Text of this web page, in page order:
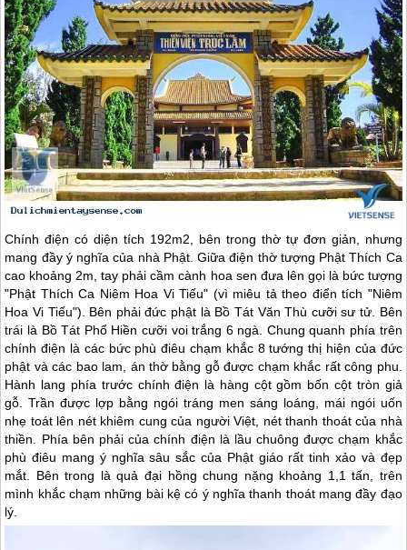
Chính điện có diện tích 192m2, bên trong thờ tự đơn giản, nhưng
mang đầy ý nghĩa của nhà Phật. Giữa điện thờ tượng Phật Thích Ca
cao khoảng 2m, tay phải cầm cành hoa sen đưa lên gọi là bức tượng
"Phật Thích Ca Niêm Hoa Vi Tiếu" (vì miêu tả theo điển tích "Niêm
Hoa Vi Tiếu"). Bên phải đức phật là Bồ Tát Văn Thù cưỡi sư tử. Bên
trái là Bồ Tát Phổ Hiền cưỡi voi trắng 6 ngà. Chung quanh phía trên
chính điện là các bức phù điêu chạm khắc 8 tướng thị hiện của đức
phật và các bao lam, án thờ bằng gỗ được chạm khắc rất công phu.
Hành lang phía trước chính điện là hàng cột gồm bốn cột tròn giả
gỗ. Trần được lợp bằng ngói tráng men sáng loáng, mái ngói uốn
nhẹ toát lên nét khiêm cung của người Việt, nét thanh thoát của nhà
thiền. Phía bên phải của chính điện là lầu chuông được chạm khắc
phù điêu mang ý nghĩa sâu sắc của Phật giáo rất tinh xảo và đẹp
mắt. Bên trong là quả đại hồng chung nặng khoảng 1,1 tấn, trên
mình khắc chạm những bài kệ có ý nghĩa thanh thoát mang đầy đạo
lý.